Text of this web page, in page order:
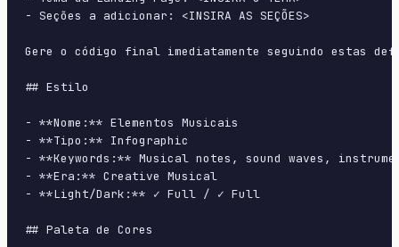
- Seções a adicionar: <INSIRA AS SEÇÕES>
Gere o código final imediatamente seguindo estas
## Estilo
- **Nome:** Elementos Musicais
- **Tipo:** Infographic
- **Keywords:** Musical notes, sound waves,
- **Era:** Creative Musical
- **Light/Dark:** ✓ Full / ✓ Full
## Paleta de Cores